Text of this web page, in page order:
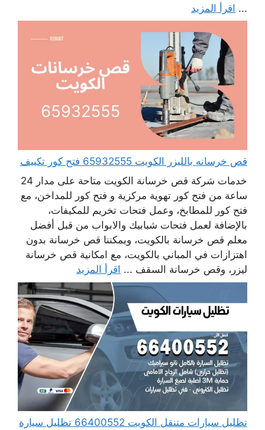
... اقرأ المزيد
قص خرسانه بالليزر الكويت 65932555 فتح كور تكييف
خدمات شركة قص خرسانة الكويت متاحة على مدار 24
ساعة من فتح كور تهوية مركزية و فتح كور للمداخن، مع
فتح كور للمطابخ، وعمل فتحات تخريم للمكيفات،
بالإضافة لعمل فتحات شبابيك والابواب من قبل أفضل
معلم قص خرسانة بالكويت، ويمكننا قص خرسانة بدون
اهتزازات في المباني بالكويت، مع امكانية قص خرسانة
ليزر، وقص خرسانة السقف ... اقرأ المزيد
تظليل سيارات متنقل الكويت 66400552 تظليل سيارة